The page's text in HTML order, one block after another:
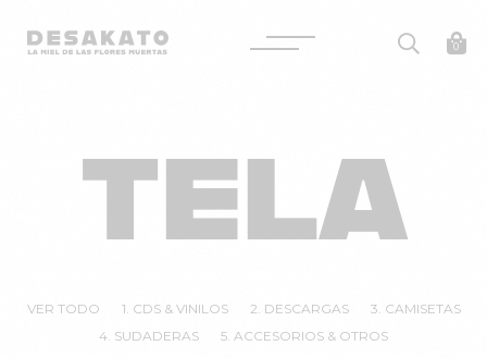
Desakato 0
TELA
VER TODO 1. CDS & VINILOS 2. DESCARGAS
3. CAMISETAS
4. SUDADERAS
5. ACCESORIOS & OTROS